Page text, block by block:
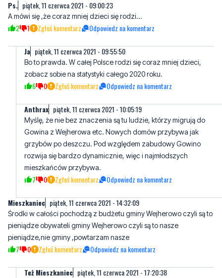
Komentarze
A mówi się ,że coraz mniej dzieci się rodzi...
1 Zgłoś komentarz Odpowiedz na komentarz
Ja piątek, 11 czerwca 2021 - 09:55:50
zobacz sobie na statystyki całego 2020 roku.
6 0 Zgłoś komentarz Odpowiedz na komentarz
Anthrax piątek, 11 czerwca 2021 - 10:05:19
Myślę, że nie bez znaczenia są tu ludzie, którzy migrują do
Gowina z Wejherowa etc. Nowych domów przybywa jak
grzybów po deszczu. Pod względem zabudowy Gowino
mieszkańców przybywa.
7 0 Zgłoś komentarz Odpowiedz na komentarz
Mieszkaniec piątek, 11 czerwca 2021 - 14:32:09
Środki w całości pochodzą z budżetu gminy Wejherowo czyli są to
pieniądze,nie gminy ,powtarzam nasze